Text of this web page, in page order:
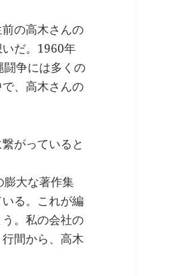
の高木さんの
だ。1960年
争には多くの
、高木さんの
がっていると
大な著作集
る。これが編
。私の会社の
間から、高木